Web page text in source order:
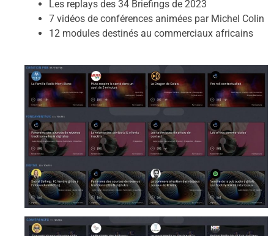
Les replays des 34 Briefings de 2023
7 vidéos de conférences animées par Michel Colin
12 modules destinés au commerciaux africains